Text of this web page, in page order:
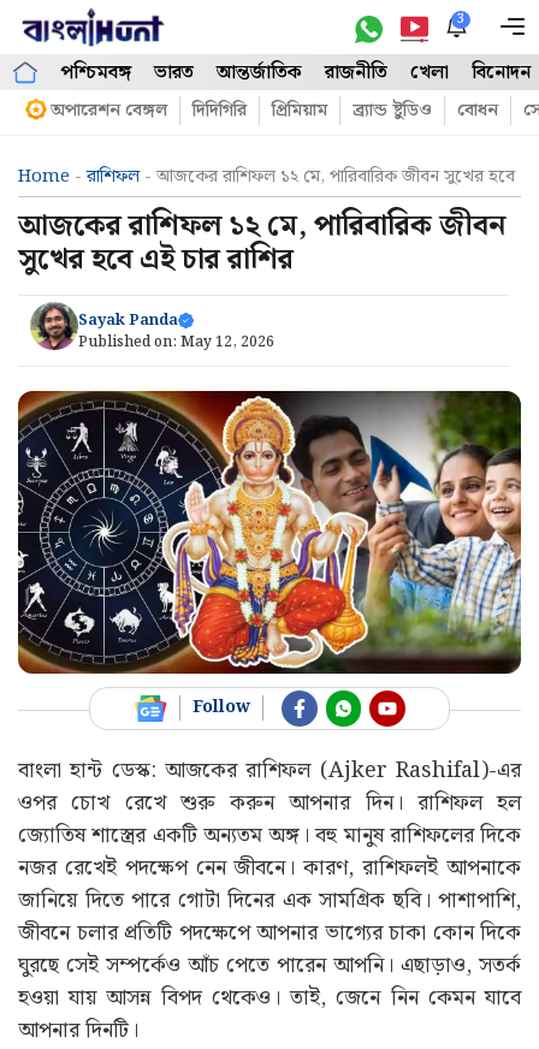
Skip
content
3
পশ্চিমবঙ্গ ভারত আন্তর্জাতিক রাজনীতি খেলা বিনোদন
অপারেশন বেঙ্গল দিদিগিরি প্রিমিয়াম ব্র্যান্ড ষ্টুডিও বোধন
Home -রাশিফল- আজকের রাশিফল ১২ মে, পারিবারিক জীবন সুখের হবে এই
আজকের রাশিফল ১২ মে, পারিবারিক জীবন
সুখের হবে এই চার রাশির
Sayak Panda
Published on: May 12, 2026
Follow
বাংলা হান্ট ডেস্ক: আজকের রাশিফল (Ajker Rashifal)-এর
ওপর চোখ রেখে শুরু করুন আপনার দিন। রাশিফল হল
জ্যোতিষ শাস্ত্রের একটি অন্যতম অঙ্গ। বহু মানুষ রাশিফলের দিকে
নজর রেখেই পদক্ষেপ নেন জীবনে। কারণ, রাশিফলই আপনাকে
জানিয়ে দিতে পারে গোটা দিনের এক সামগ্রিক ছবি। পাশাপাশি,
জীবনে চলার প্রতিটি পদক্ষেপে আপনার ভাগ্যের চাকা কোন দিকে
ঘুরছে সেই সম্পর্কেও আঁচ পেতে পারেন আপনি। এছাড়াও, সতর্ক
হওয়া যায় আসন্ন বিপদ থেকেও। তাই, জেনে নিন কেমন যাবে
আপনার দিনটি।